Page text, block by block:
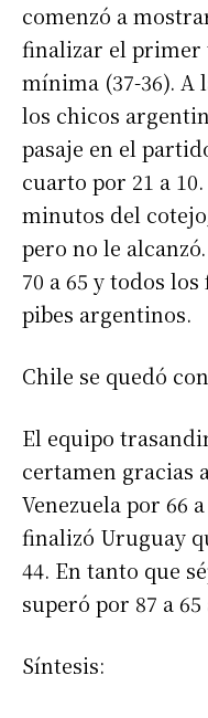
comenzó a
finalizar el primer
mínima (37-36). A
los chicos
pasaje en el
cuarto por 21 a
minutos del
pero no le
70 a 65 y todos
pibes argentinos.
Chile se quedó
El equipo
certamen gracias
Venezuela por 66
finalizó Uruguay
44. En tanto que
superó por 87 a 65
Síntesis: